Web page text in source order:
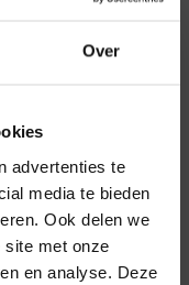
Over
advertenties te
media te bieden
Ook delen we
site met onze
en analyse. Deze